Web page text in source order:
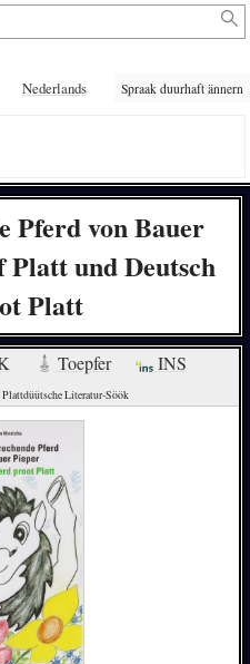
Nederlands Spraak duurhaft ännern
Pferd von Bauer
und Deutsch
Platt
Toepfer INS
Plattdüütsche Literatur-Söök